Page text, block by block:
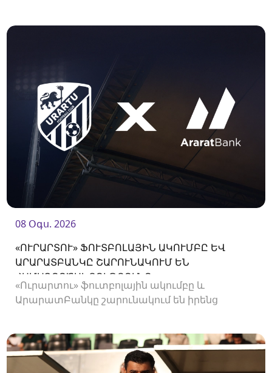
08 Օգս. 2026
«ՈՒՐԱՐՏՈՒ» ՖՈՒՏԲՈԼԱՅԻՆ ԱԿՈՒՄԲԸ ԵՎ
ԱՐԱՐԱՏԲԱՆԿԸ ՇԱՐՈՒՆԱԿՈՒՄ ԵՆ
ՀԱՄԱԳՈՐԾԱԿՑՈՒԹՅՈՒՆԸ
«Ուրարտու» ֆուտբոլային ակումբը և
ԱրարատԲանկը շարունակում են իրենց